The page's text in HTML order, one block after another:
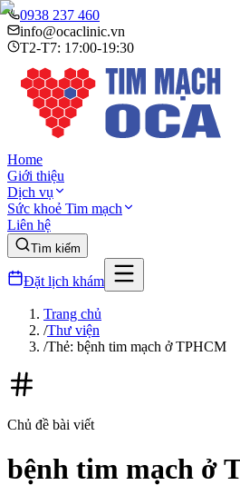
0938 237 460
info@ocaclinic.vn
T2-T7: 17:00-19:30
Home
Giới thiệu
Dịch vụ
Sức khoẻ Tim mạch
Liên hệ
Tìm kiếm
Đặt lịch khám
Trang chủ
/Thư viện
/Thẻ: bệnh tim mạch ở TPHCM
Chủ đề bài viết
bệnh tim mạch ở